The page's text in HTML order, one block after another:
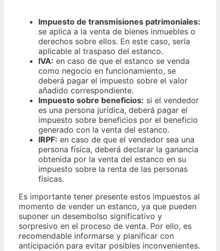
Impuesto de transmisiones patrimoniales:
se aplica a la venta de bienes inmuebles o
derechos sobre ellos. En este caso, sería
aplicable al traspaso del estanco.
IVA: en caso de que el estanco se venda
como negocio en funcionamiento, se
deberá pagar el impuesto sobre el valor
añadido correspondiente.
Impuesto sobre beneficios: si el vendedor
es una persona jurídica, deberá pagar el
impuesto sobre beneficios por el beneficio
generado con la venta del estanco.
IRPF: en caso de que el vendedor sea una
persona física, deberá declarar la ganancia
obtenida por la venta del estanco en su
impuesto sobre la renta de las personas
físicas.
Es importante tener presente estos impuestos al
momento de vender un estanco, ya que pueden
suponer un desembolso significativo y
sorpresivo en el proceso de venta. Por ello, es
recomendable informarse y planificar con
anticipación para evitar posibles inconvenientes.